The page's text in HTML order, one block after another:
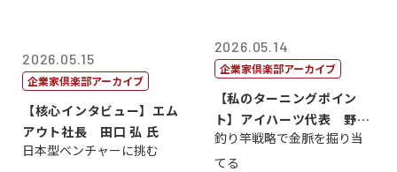
2026.05.15
企業家倶楽部アーカイブ
【核心インタビュー】エム
アウト社長 田口 弘 氏
日本型ベンチャーに挑む
2026.05.14
企業家倶楽部アーカイブ
【私のターニングポイン
ト】アイハーツ代表 野田
憲史
釣り竿戦略で金脈を掘り当
てる